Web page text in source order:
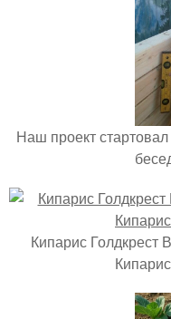
Наш проект
Кипарис